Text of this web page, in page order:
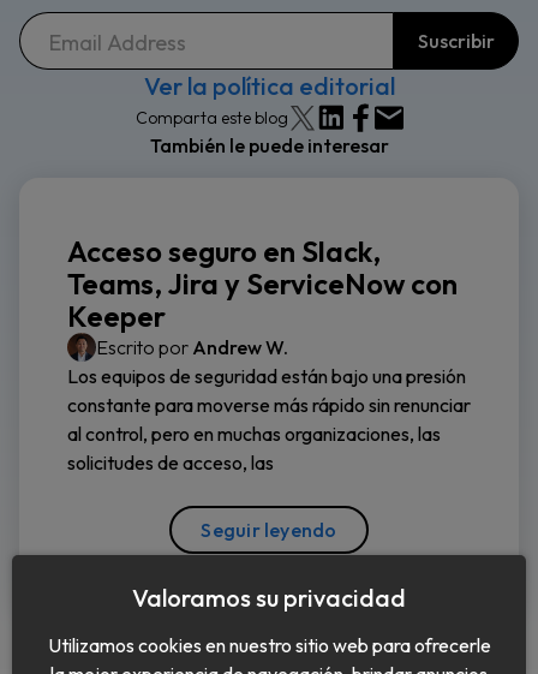
Ver la política editorial
Comparta este blog
También le puede interesar
Acceso seguro en Slack,
Teams, Jira y ServiceNow con
Keeper
Escrito por Andrew W.
Los equipos de seguridad están bajo una presión
constante para moverse más rápido sin renunciar
al control, pero en muchas organizaciones, las
solicitudes de acceso, las
Seguir leyendo
Valoramos su privacidad
Utilizamos cookies en nuestro sitio web para ofrecerle